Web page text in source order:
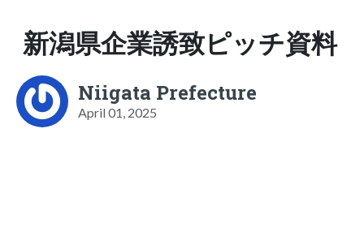
新潟県企業誘致ピッチ資料
Niigata Prefecture
April 01, 2025